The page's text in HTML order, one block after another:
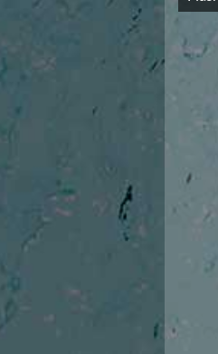
Campionato
Campionato
Storico
Trofei
Norme e
Risultati e
Flash